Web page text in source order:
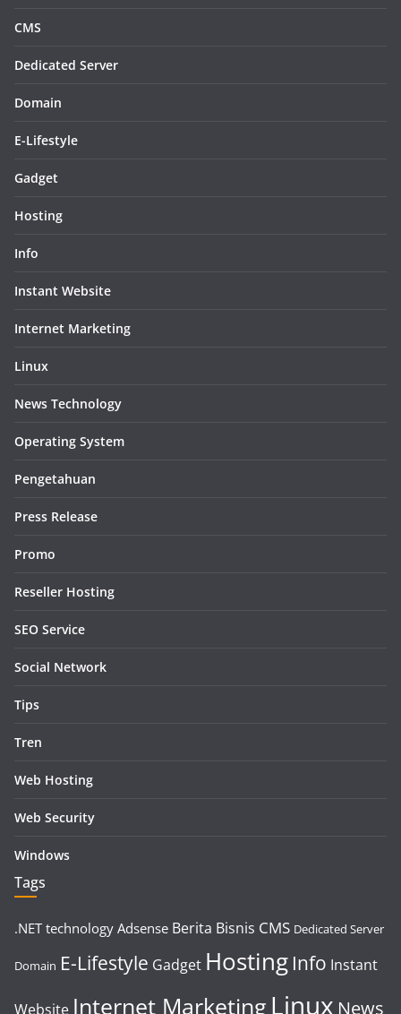
CMS
Dedicated Server
Domain
E-Lifestyle
Gadget
Hosting
Info
Instant Website
Internet Marketing
Linux
News Technology
Operating System
Pengetahuan
Press Release
Promo
Reseller Hosting
SEO Service
Social Network
Tips
Tren
Web Hosting
Web Security
Windows
Tags
.NET technology Adsense Berita Bisnis CMS Dedicated Server
Domain E-Lifestyle Gadget Hosting Info Instant
Website Internet Marketing Linux News